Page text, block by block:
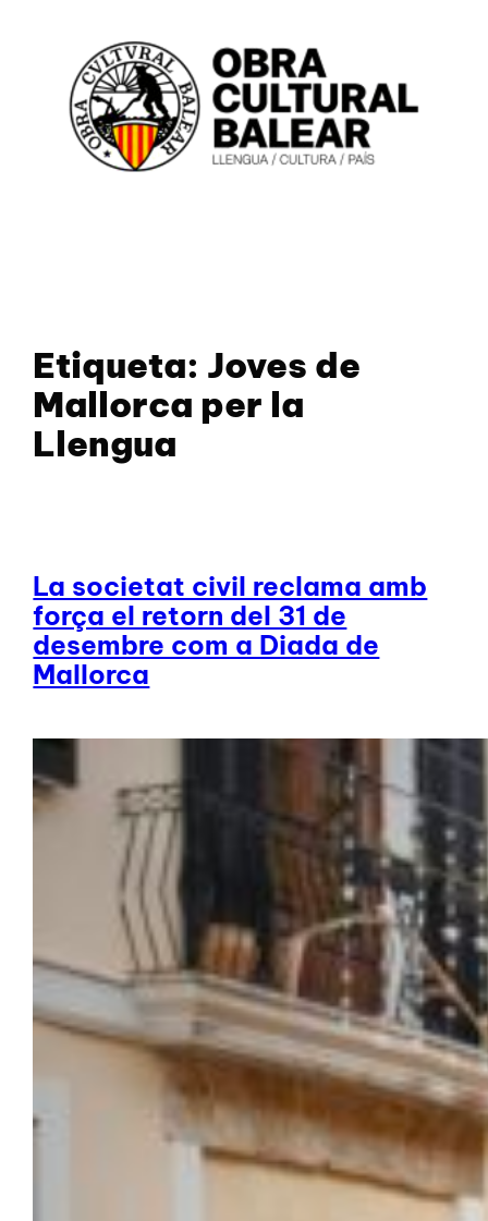
Etiqueta: Joves de
Mallorca per la
Llengua
La societat civil reclama amb
força el retorn del 31 de
desembre com a Diada de
Mallorca